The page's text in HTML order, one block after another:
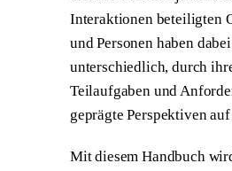
Interaktionen beteiligten
und Personen haben
unterschiedlich, durch
Teilaufgaben und
geprägte Perspektiven auf
Mit diesem Handbuch